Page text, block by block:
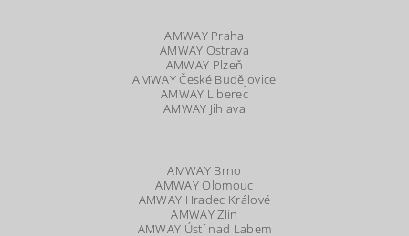
AMWAY Praha
AMWAY Ostrava
AMWAY Plzeň
AMWAY České Budějovice
AMWAY Liberec
AMWAY Jihlava
AMWAY Brno
AMWAY Olomouc
AMWAY Hradec Králové
AMWAY Zlín
AMWAY Ústí nad Labem